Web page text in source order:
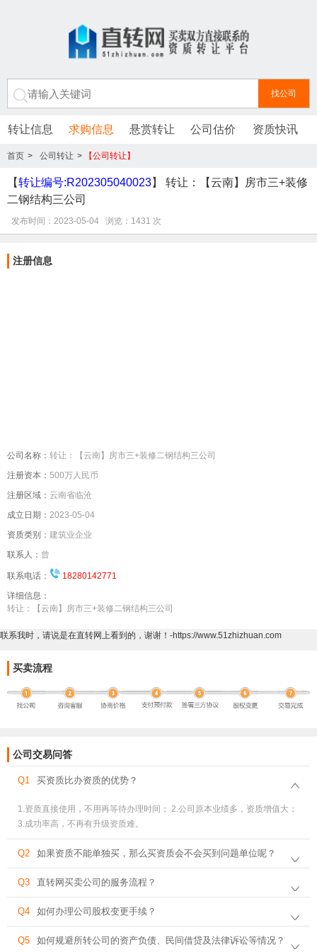
转让信息 求购信息 悬赏转让 公司估价 资质快讯
首页 > 公司转让 > 【公司转让】
转让：【云南】房市三+装修二钢结构三公司/2023-05-04/建筑业企业/
【转让编号:R202305040023】 转让：【云南】房市三+装修
二钢结构三公司
发布时间：2023-05-04 浏览：1431 次
注册信息
公司名称： 转让：【云南】房市三+装修二钢结构三公司
注册资本： 500万人民币
注册区域： 云南省临沧
成立日期： 2023-05-04
资质类别： 建筑业企业
联系人： 曾
联系电话：
18280142771
详细信息：
转让：【云南】房市三+装修二钢结构三公司
联系我时，请说是在直转网上看到的，谢谢！-https://www.51zhizhuan.com
买卖流程
公司交易问答
Q1 买资质比办资质的优势？
1.资质直接使用，不用再等待办理时间； 2.公司原本业绩多，资质增值大；
3.成功率高，不再有升级资质难。
Q2 如果资质不能单独买，那么买资质会不会买到问题单位呢？
Q3 直转网买卖公司的服务流程？
Q4 如何办理公司股权变更手续？
Q5 如何规避所转公司的资产负债、民间借贷及法律诉讼等情况？